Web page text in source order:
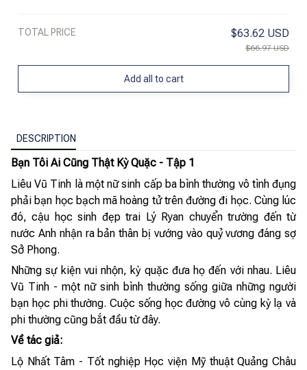
TOTAL PRICE $63.62 USD
$66.97 USD
Add all to cart
DESCRIPTION
Bạn Tôi Ai Cũng Thật Kỳ Quặc - Tập 1
Liêu Vũ Tinh là một nữ sinh cấp ba bình thường vô tình đụng
phải bạn học bạch mã hoàng tử trên đường đi học. Cùng lúc
đó, cậu học sinh đẹp trai Lý Ryan chuyển trường đến từ
nước Anh nhận ra bản thân bị vướng vào quỷ vương đáng sợ
Sở Phong.
Những sự kiện vui nhộn, kỳ quặc đưa họ đến với nhau. Liêu
Vũ Tinh - một nữ sinh bình thường sống giữa những người
bạn học phi thường. Cuộc sống học đường vô cùng kỳ lạ và
phi thường cũng bắt đầu từ đây.
Về tác giả:
Lộ Nhất Tâm - Tốt nghiệp Học viện Mỹ thuật Quảng Châu